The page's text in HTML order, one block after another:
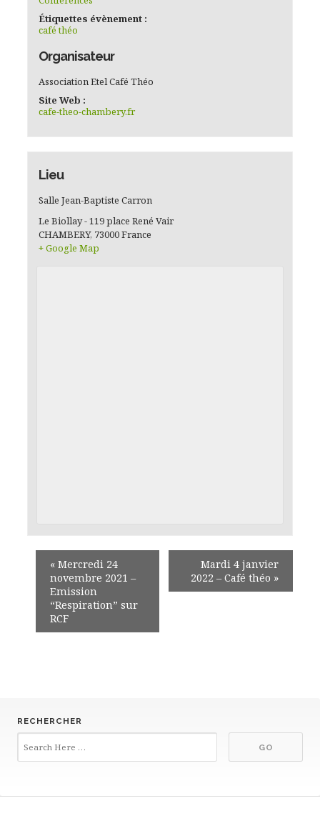
Étiquettes évènement :
café théo
Organisateur
Association Etel Café Théo
Site Web :
cafe-theo-chambery.fr
Lieu
Salle Jean-Baptiste Carron
Le Biollay - 119 place René Vair
CHAMBERY, 73000France
+ Google Map
«Mercredi 24
novembre 2021 –
Emission
“Respiration” sur
RCF
Mardi 4 janvier
2022 – Café théo »
RECHERCHER